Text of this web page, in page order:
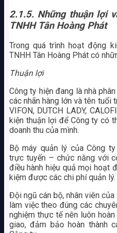
2.1.5. Những thuận lợi
TNHH Tân Hoàng Phát
Trong quá trình hoạt động
TNHH Tân Hoàng Phát có
Thuận lợi
Công ty hiện đang là nhà
các nhãn hàng lớn và tên tuổi
VIFON, DUTCH LADY,
kiện thuận lợi để Công ty có
doanh thu của mình.
Bộ máy quản lý của Công
trực tuyến – chức năng với
điều hành hiệu quả mọi hoạt
kiệm được các chi phí quản lý.
Đội ngũ cán bộ, nhân viên
làm việc theo đúng các
nghiệm thực tế nên luôn
giao, đảm bảo hoàn thành